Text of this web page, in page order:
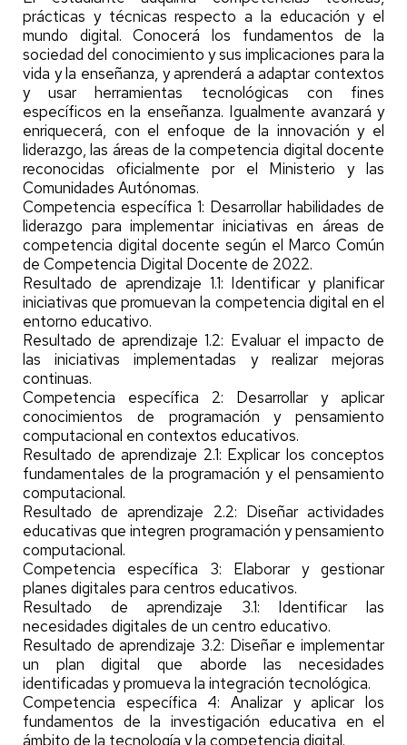
prácticas y técnicas respecto a la educación y el
mundo digital. Conocerá los fundamentos de la
sociedad del conocimiento y sus implicaciones para la
vida y la enseñanza, y aprenderá a adaptar contextos
y usar herramientas tecnológicas con fines
específicos en la enseñanza. Igualmente avanzará y
enriquecerá, con el enfoque de la innovación y el
liderazgo, las áreas de la competencia digital docente
reconocidas oficialmente por el Ministerio y las
Comunidades Autónomas.
Competencia específica 1: Desarrollar habilidades de
liderazgo para implementar iniciativas en áreas de
competencia digital docente según el Marco Común
de Competencia Digital Docente de 2022.
Resultado de aprendizaje 1.1: Identificar y planificar
iniciativas que promuevan la competencia digital en el
entorno educativo.
Resultado de aprendizaje 1.2: Evaluar el impacto de
las iniciativas implementadas y realizar mejoras
continuas.
Competencia específica 2: Desarrollar y aplicar
conocimientos de programación y pensamiento
computacional en contextos educativos.
Resultado de aprendizaje 2.1: Explicar los conceptos
fundamentales de la programación y el pensamiento
computacional.
Resultado de aprendizaje 2.2: Diseñar actividades
educativas que integren programación y pensamiento
computacional.
Competencia específica 3: Elaborar y gestionar
planes digitales para centros educativos.
Resultado de aprendizaje 3.1: Identificar las
necesidades digitales de un centro educativo.
Resultado de aprendizaje 3.2: Diseñar e implementar
un plan digital que aborde las necesidades
identificadas y promueva la integración tecnológica.
Competencia específica 4: Analizar y aplicar los
fundamentos de la investigación educativa en el
ámbito de la tecnología y la competencia digital.